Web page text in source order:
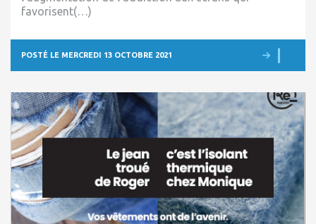
favorisent(…)
POSTÉ LE MERCREDI 13 OCTOBRE 2021